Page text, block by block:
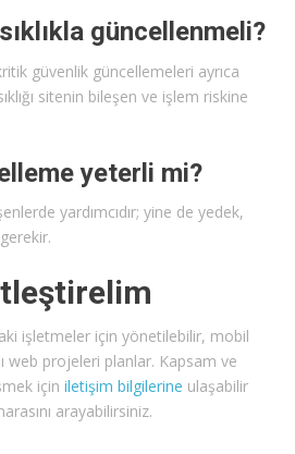
güncellenmeli?
güvenlik güncellemeleri ayrıca
sitenin bileşen ve işlem riskine
yeterli mi?
yardımcıdır; yine de yedek,
işletmeler için yönetilebilir, mobil
web projeleri planlar. Kapsam ve
için iletişim bilgilerine ulaşabilir
arayabilirsiniz.